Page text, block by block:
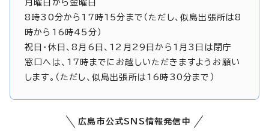
月曜日から金曜日
8時30分から17時15分まで（ただし、似島出張所は8
時から16時45分）
祝日・休日、8月6日、12月29日から1月3日は閉庁
窓口へは、17時までにお越しいただきますようお願い
します。（ただし、似島出張所は16時30分まで）
広島市公式SNS情報発信中